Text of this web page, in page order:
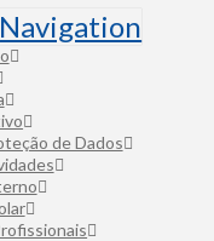
Navigation
de Dados